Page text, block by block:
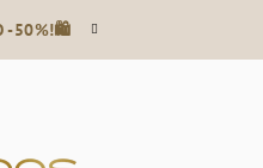
-50%!🛍️